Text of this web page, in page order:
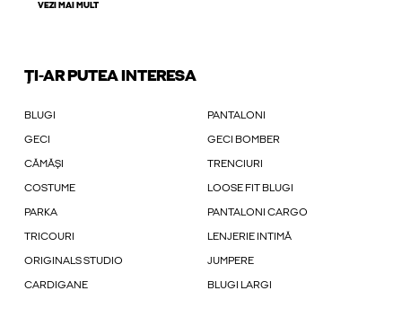
VEZI MAI MULT
ȚI-AR PUTEA INTERESA
BLUGI PANTALONI
GECI GECI BOMBER
CĂMĂȘI TRENCIURI
COSTUME LOOSE FIT BLUGI
PARKA PANTALONI CARGO
TRICOURI LENJERIE INTIMĂ
ORIGINALS STUDIO JUMPERE
CARDIGANE BLUGI LARGI